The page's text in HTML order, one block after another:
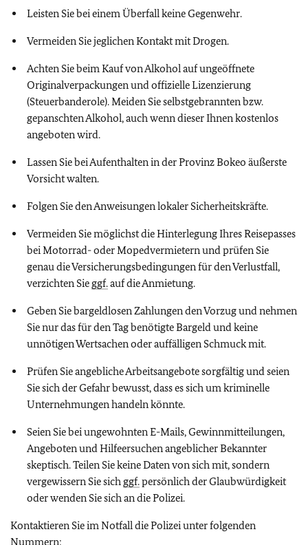
Leisten Sie bei einem Überfall keine Gegenwehr.
Vermeiden Sie jeglichen Kontakt mit Drogen.
Achten Sie beim Kauf von Alkohol auf ungeöffnete
Originalverpackungen und offizielle Lizenzierung
(Steuerbanderole). Meiden Sie selbstgebrannten bzw.
gepanschten Alkohol, auch wenn dieser Ihnen kostenlos
angeboten wird.
Lassen Sie bei Aufenthalten in der Provinz Bokeo äußerste
Vorsicht walten.
Folgen Sie den Anweisungen lokaler Sicherheitskräfte.
Vermeiden Sie möglichst die Hinterlegung Ihres Reisepasses
bei Motorrad- oder Mopedvermietern und prüfen Sie
genau die Versicherungsbedingungen für den Verlustfall,
verzichten Sie ggf.auf die Anmietung.
Geben Sie bargeldlosen Zahlungen den Vorzug und nehmen
Sie nur das für den Tag benötigte Bargeld und keine
unnötigen Wertsachen oder auffälligen Schmuck mit.
Prüfen Sie angebliche Arbeitsangebote sorgfältig und seien
Sie sich der Gefahr bewusst, dass es sich um kriminelle
Unternehmungen handeln könnte.
Seien Sie bei ungewohnten E-Mails, Gewinnmitteilungen,
Angeboten und Hilfeersuchen angeblicher Bekannter
skeptisch. Teilen Sie keine Daten von sich mit, sondern
vergewissern Sie sich ggf.persönlich der Glaubwürdigkeit
oder wenden Sie sich an die Polizei.
Kontaktieren Sie im Notfall die Polizei unter folgenden
Nummern: